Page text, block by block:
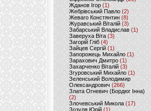
Жданов Ігор (1)
Жебрівський Павло (2)
Жеваго Констянтин (8)
Журавський Віталій (3)
Забарський Владислав (1)
Заверуха Віта (3)
Загорій Гліб (4)
Зайцев Сергій(1)
Запорожець Михайло (1)
Зарахович Дмитро (1)
Захарченко Віталій (3)
Згуровський Михайло (1)
Зеленський Володимир
Олександрович (266)
Злата Огневич (Бордюг Інна)
(2)
Злочевський Микола(17)
Зозуля Юрій (1)